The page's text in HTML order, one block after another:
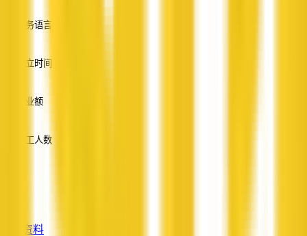
服务语言
成立时间
营业额
员工人数
查看资料